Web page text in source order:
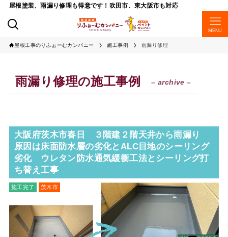
屋根塗装、雨漏り修理も得意です！吹田市、東大阪市も対応
MENU
屋根工事のりふぉーむカンパニー 施工事例 雨漏り修理
雨漏り修理の施工事例 – archive –
大阪府茨木市春日 ３階建２階天井から雨漏り
原因は床面防水層の劣化とALC目地のシーリング
劣化 ウレタン防水通気緩衝工法とシーリング打
ち替え工事
施工完了
茨木市